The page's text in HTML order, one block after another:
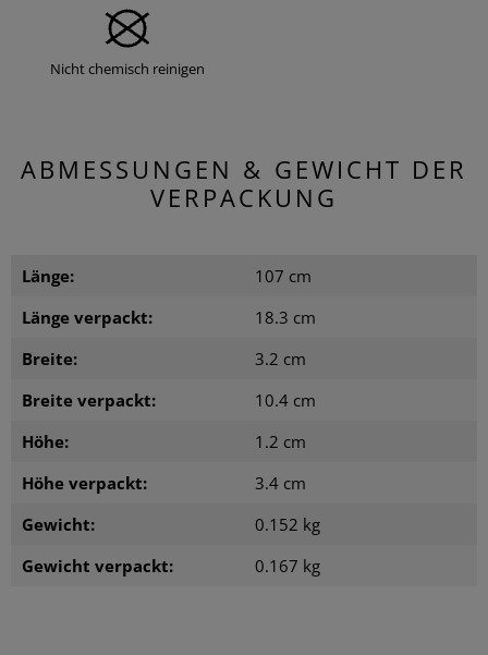
Nicht chemisch reinigen
ABMESSUNGEN & GEWICHT DER
VERPACKUNG
Länge:
107 cm
Länge verpackt:
18.3 cm
Breite:
3.2 cm
Breite verpackt:
10.4 cm
Höhe:
1.2 cm
Höhe verpackt:
3.4 cm
Gewicht:
0.152 kg
Gewicht verpackt:
0.167 kg